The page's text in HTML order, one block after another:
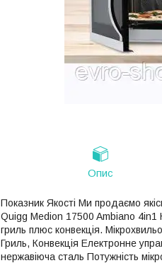
Опис
Показник Якості Ми продаємо
Quigg Medion 17500 Ambiano 4in1
гриль плюс конвекція.
Гриль, Конвекція Електронне
нержавіюча сталь Потужність